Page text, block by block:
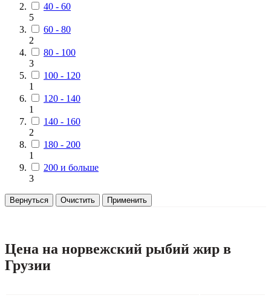
40 - 60
5
60 - 80
2
80 - 100
3
100 - 120
1
120 - 140
1
140 - 160
2
180 - 200
1
200 и больше
3
Вернуться Очистить Применить
Цена на норвежский рыбий жир в
Грузии